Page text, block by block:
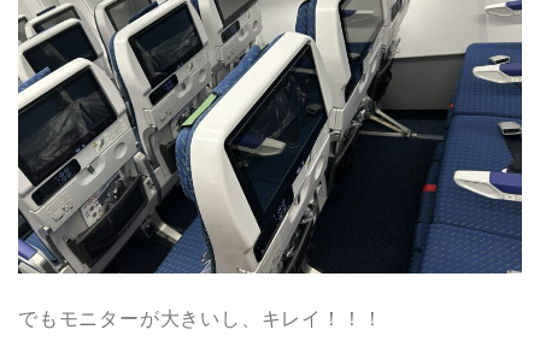
でもモニターが大きいし、キレイ！！！